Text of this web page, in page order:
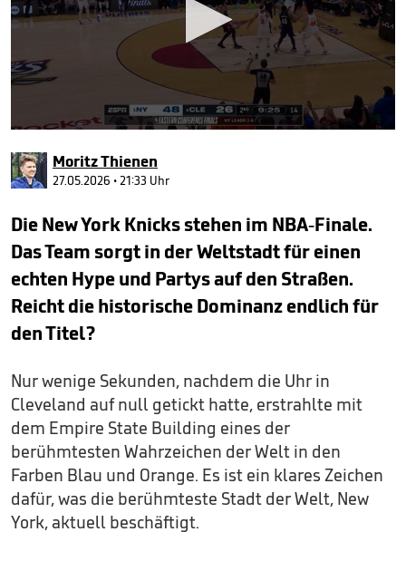
seconds
of
1
minute,
Moritz Thienen
27.05.2026 • 21:33 Uhr
Die New York Knicks stehen im NBA-Finale.
Das Team sorgt in der Weltstadt für einen
echten Hype und Partys auf den Straßen.
Reicht die historische Dominanz endlich für
den Titel?
Nur wenige Sekunden, nachdem die Uhr in
Cleveland auf null getickt hatte, erstrahlte mit
dem Empire State Building eines der
berühmtesten Wahrzeichen der Welt in den
Farben Blau und Orange. Es ist ein klares Zeichen
dafür, was die berühmteste Stadt der Welt, New
York, aktuell beschäftigt.